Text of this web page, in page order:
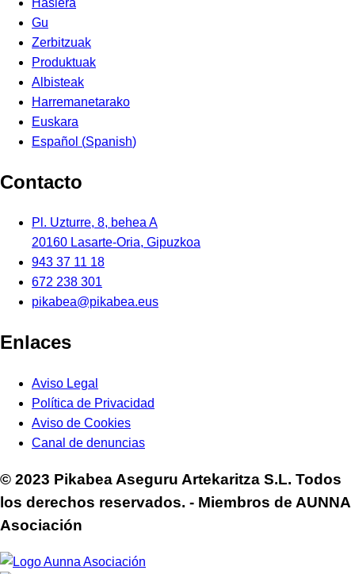
Gu
Zerbitzuak
Produktuak
Albisteak
Harremanetarako
Euskara
Español (Spanish)
Contacto
Pl. Uzturre, 8, behea A
20160 Lasarte-Oria, Gipuzkoa
943 37 11 18
672 238 301
pikabea@pikabea.eus
Enlaces
Aviso Legal
Política de Privacidad
Aviso de Cookies
Canal de denuncias
© 2023 Pikabea Aseguru Artekaritza S.L. Todos
los derechos reservados. - Miembros de AUNNA
Asociación